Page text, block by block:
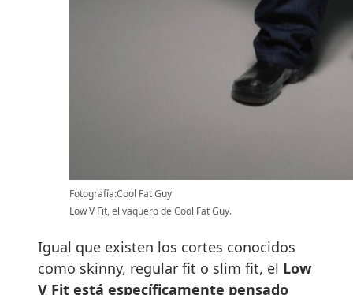
Fotografía:Cool Fat Guy
Low V Fit, el vaquero de Cool Fat Guy.
Igual que existen los cortes conocidos
como skinny, regular fit o slim fit, el Low
V Fit está específicamente pensado